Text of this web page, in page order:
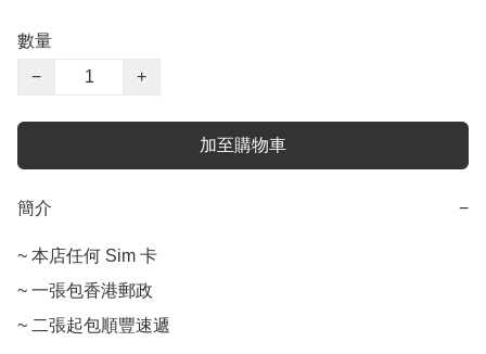
數量
−
+
加至購物車
簡介 −
~ 本店任何 Sim 卡
~ 一張包香港郵政